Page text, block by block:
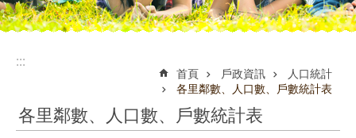
:::
:::
首頁 戶政資訊
人口統計
各里鄰數、人口數、戶數統計表
各里鄰數、人口數、戶數統計表